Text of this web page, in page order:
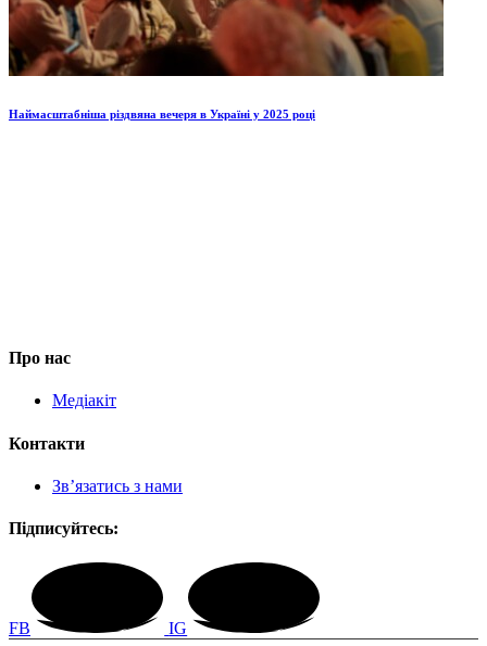
Наймасштабніша різдвяна вечеря в Україні у 2025 році
Про нас
Медіакіт
Контакти
Зв’язатись з нами
Підписуйтесь:
FB IG